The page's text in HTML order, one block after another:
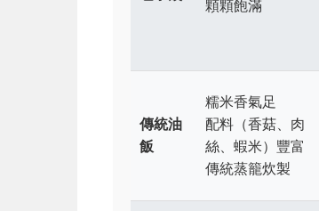
顆顆飽滿
傳統油
飯
糯米香氣足
配料（香菇、肉
絲、蝦米）豐富
傳統蒸籠炊製